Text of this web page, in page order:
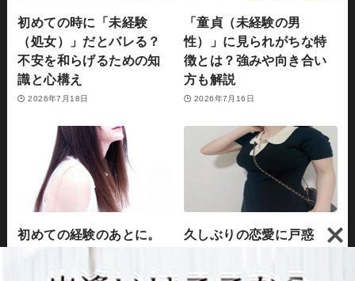
初めての時に「未経験
（処女）」だとバレる？
不安を和らげるための知
識と心構え
2026年7月18日
「童貞（未経験の男
性）」に見られがちな特
徴とは？強みや向き合い
方も解説
2026年7月16日
初めての経験のあとに。
割り切れない「後悔」の
気持ちと向き合うヒント
久しぶりの恋愛に戸惑
心理と向き合い方